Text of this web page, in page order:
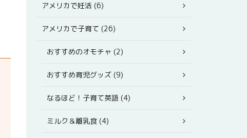
アメリカで妊活 (6)
アメリカで子育て (26)
おすすめのオモチャ (2)
おすすめ育児グッズ (9)
なるほど！子育て英語 (4)
ミルク＆離乳食 (4)